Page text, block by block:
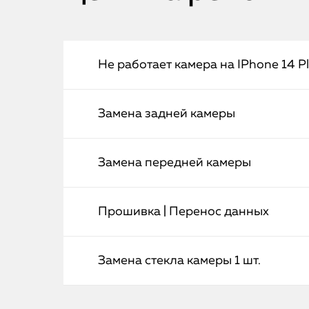
Не работает камера на IPhone 14
Замена задней камеры
Замена передней камеры
Прошивка | Перенос данных
Замена стекла камеры 1 шт.